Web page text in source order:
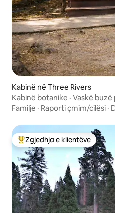
Kabinë në Three Rivers
Kabinë botanike · Vaskë
Familje · Raporti çmim/cilësi ·
Më të mirat e zgjedhjeve të
Zgjedhja e klientëve